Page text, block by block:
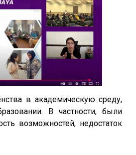
в академическую среду,
В частности, были
возможностей, недостаток